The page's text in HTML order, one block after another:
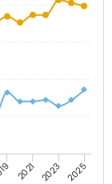
2021 2023 2025